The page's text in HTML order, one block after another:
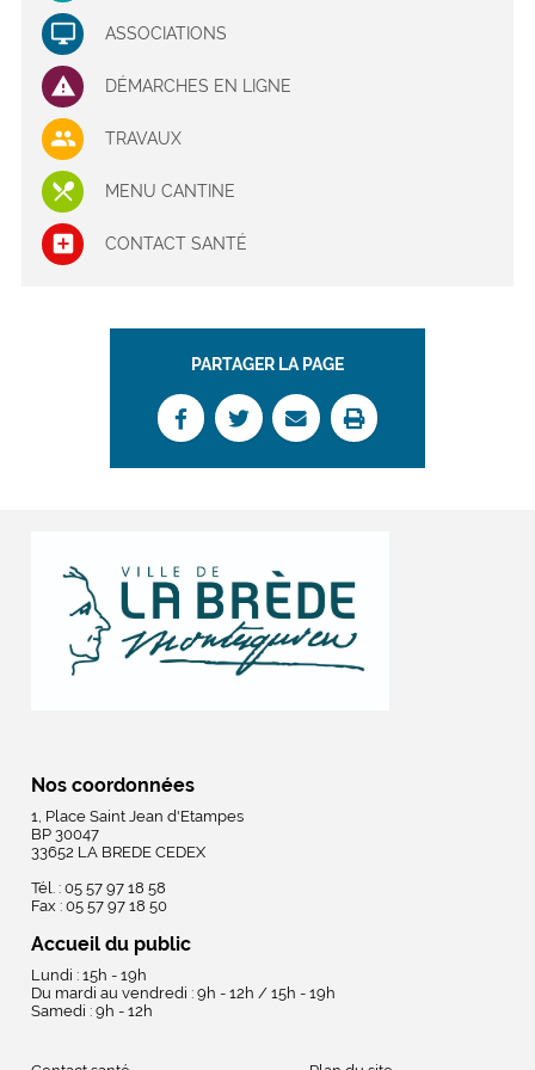
ASSOCIATIONS
DÉMARCHES EN LIGNE
TRAVAUX
MENU CANTINE
CONTACT SANTÉ
PARTAGER LA PAGE
Nos coordonnées
1, Place Saint Jean d'Etampes
BP 30047
33652 LA BREDE CEDEX
Tél. : 05 57 97 18 58
Fax : 05 57 97 18 50
Accueil du public
Lundi : 15h - 19h
Du mardi au vendredi : 9h - 12h / 15h - 19h
Samedi : 9h - 12h